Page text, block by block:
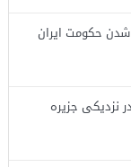
حکومت ایران
نزدیکی جزیره